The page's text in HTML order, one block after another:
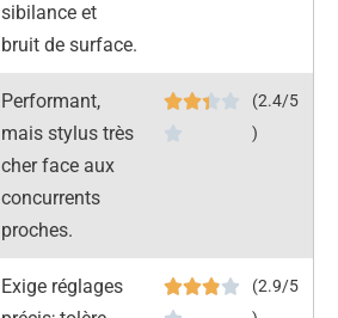
sibilance et
bruit de surface.
Performant,
mais stylus très
cher face aux
concurrents
proches.
(2.4/5
)
Exige réglages
(2.9/5